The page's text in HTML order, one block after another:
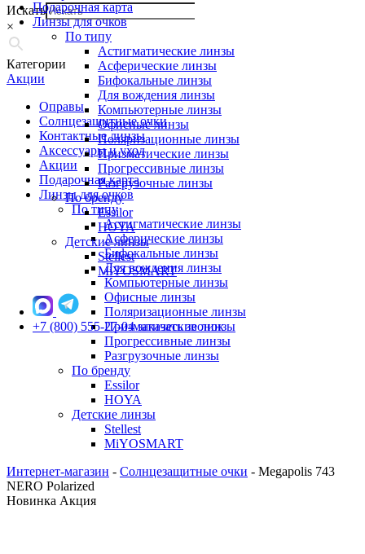
Искать
×
Категории
Акции
Оправы
Солнцезащитные очки
Контактные линзы
Аксессуары и уход
Акции
Подарочная карта
Линзы для очков
По типу
Астигматические линзы
Асферические линзы
Бифокальные линзы
Для вождения линзы
Компьютерные линзы
Офисные линзы
Поляризационные линзы
Призматические линзы
Прогрессивные линзы
Разгрузочные линзы
По бренду
Essilor
HOYA
Детские линзы
Stellest
MiYOSMART
Подарочная карта
Линзы для очков
По типу
Астигматические линзы
Асферические линзы
Бифокальные линзы
Для вождения линзы
Компьютерные линзы
Офисные линзы
Поляризационные линзы
Призматические линзы
Прогрессивные линзы
Разгрузочные линзы
По бренду
Essilor
HOYA
Детские линзы
Stellest
MiYOSMART
+7 (800) 555-27-04 заказать звонок
Интернет-магазин - Солнцезащитные очки - Megapolis 743
NERO Polarized
Новинка Акция